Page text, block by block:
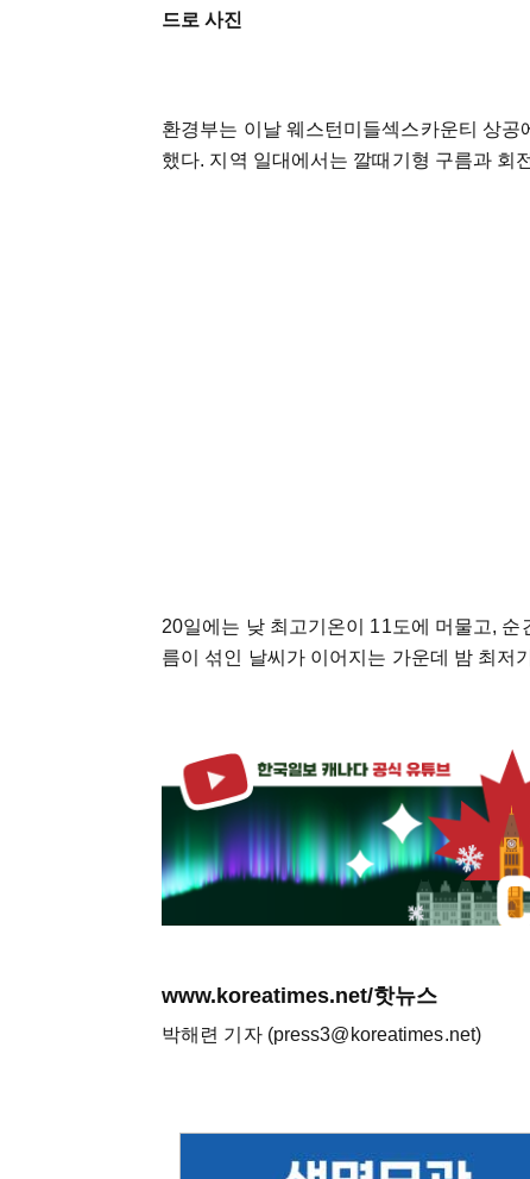
드로 사진
환경부는 이날 웨스턴미들섹스카운티 상
했다. 지역 일대에서는 깔때기형 구름과 회
20일에는 낮 최고기온이 11도에 머물고,
름이 섞인 날씨가 이어지는 가운데 밤 최저
www.koreatimes.net/핫뉴스
박해련 기자 (press3@koreatimes.net)